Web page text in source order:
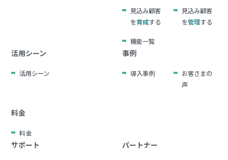
見込み顧客
を育成する
見込み顧客
を管理する
機能一覧
活用シーン
活用シーン
事例
導入事例
お客さまの
声
料金
料金
サポート パートナー